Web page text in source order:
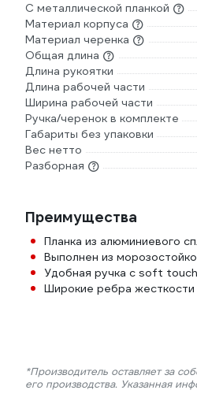
С металлической планкой
Материал корпуса
Материал черенка
Общая длина
Длина рукоятки
Длина рабочей части
Ширина рабочей части
Ручка/черенок в комплекте
Габариты без упаковки
Вес нетто
Разборная
Преимущества
Планка из алюминиевого
Выполнен из
Удобная ручка c soft
Широкие ребра жесткости
*Производитель оставляет за
его производства. Указанная